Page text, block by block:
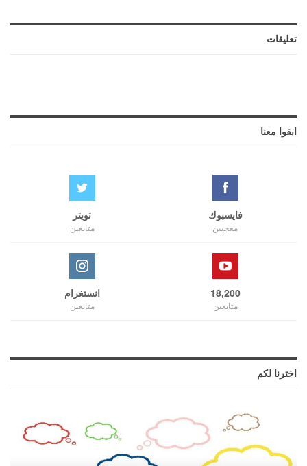
تعليقات
ابقوا معنا
فايسبوك
معجبين
تويتر
متابعين
18,200
متابعين
انستغرام
متابعين
اخترنا لكم